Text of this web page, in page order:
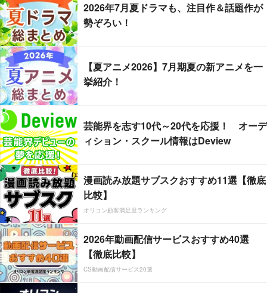
2026年7月夏ドラマも、注目作＆話題作が
勢ぞろい！
【夏アニメ2026】7月期夏の新アニメを一
挙紹介！
芸能界を志す10代～20代を応援！ オーデ
ィション・スクール情報はDeview
漫画読み放題サブスクおすすめ11選【徹底
比較】
オリコン顧客満足度ランキング
2026年動画配信サービスおすすめ40選
【徹底比較】
CS動画配信サービス20選